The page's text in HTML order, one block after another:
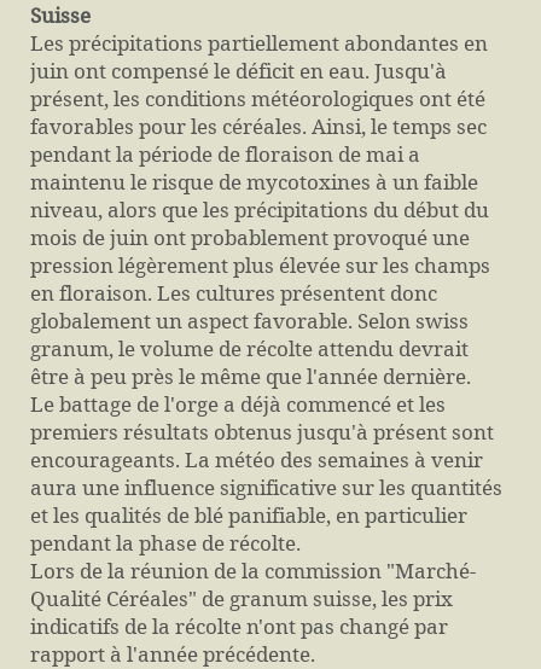
Suisse
Les précipitations partiellement abondantes en
juin ont compensé le déficit en eau. Jusqu'à
présent, les conditions météorologiques ont été
favorables pour les céréales. Ainsi, le temps sec
pendant la période de floraison de mai a
maintenu le risque de mycotoxines à un faible
niveau, alors que les précipitations du début du
mois de juin ont probablement provoqué une
pression légèrement plus élevée sur les champs
en floraison. Les cultures présentent donc
globalement un aspect favorable. Selon swiss
granum, le volume de récolte attendu devrait
être à peu près le même que l'année dernière.
Le battage de l'orge a déjà commencé et les
premiers résultats obtenus jusqu'à présent sont
encourageants. La météo des semaines à venir
aura une influence significative sur les quantités
et les qualités de blé panifiable, en particulier
pendant la phase de récolte.
Lors de la réunion de la commission "Marché-
Qualité Céréales" de granum suisse, les prix
indicatifs de la récolte n'ont pas changé par
rapport à l'année précédente.